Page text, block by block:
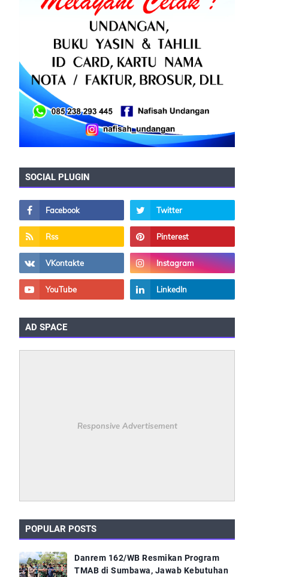
SOCIAL PLUGIN
AD SPACE
Responsive Advertisement
POPULAR POSTS
Danrem 162/WB Resmikan Program
TMAB di Sumbawa, Jawab Kebutuhan